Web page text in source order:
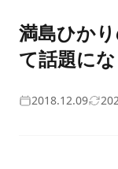
満島ひか
て話題に
2018.12.09